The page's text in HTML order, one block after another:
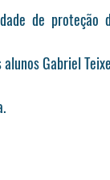
de proteção
Gabriel